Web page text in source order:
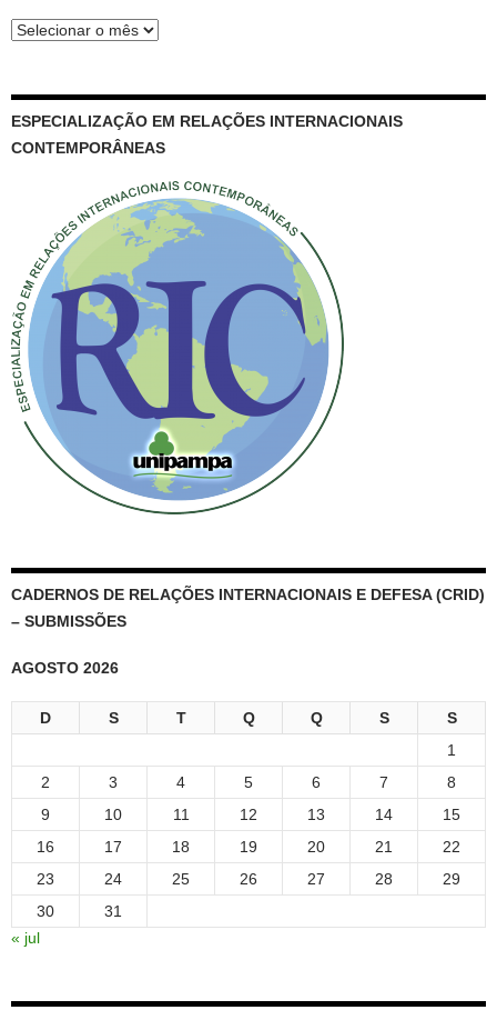
Arquivos
recentes
ESPECIALIZAÇÃO EM RELAÇÕES INTERNACIONAIS
CONTEMPORÂNEAS
CADERNOS DE RELAÇÕES INTERNACIONAIS E DEFESA (CRID)
– SUBMISSÕES
AGOSTO 2026
D S T Q Q S
S
1
2
3 4 5 6 7
8
9
10 11 12 13 14
15
16
17 18 19 20 21
22
23
24 25 26 27 28
29
30
31
« jul